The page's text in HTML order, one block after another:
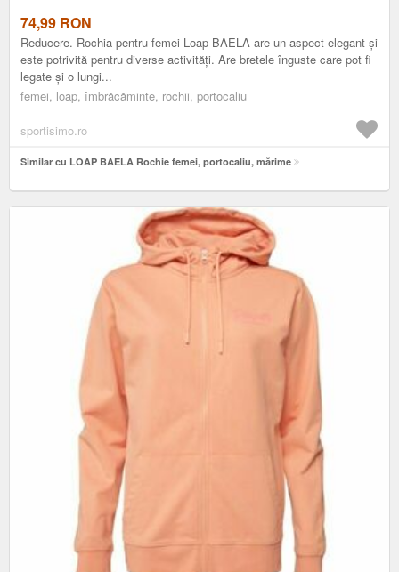
74,99 RON
Reducere. Rochia pentru femei Loap BAELA are un aspect elegant și
este potrivită pentru diverse activități. Are bretele înguste care pot fi
legate și o lungi...
femei, loap, îmbrăcăminte, rochii, portocaliu
sportisimo.ro
Similar cu LOAP BAELA Rochie femei, portocaliu, mărime